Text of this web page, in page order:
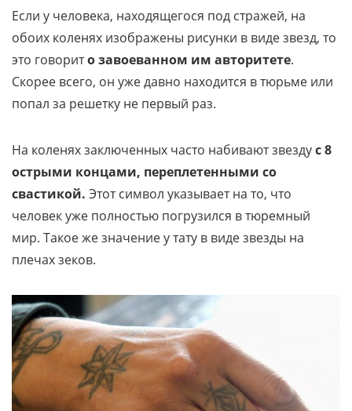
Если у человека, находящегося под стражей, на
обоих коленях изображены рисунки в виде звезд, то
это говорито завоеванном им авторитете.
Скорее всего, он уже давно находится в тюрьме или
попал за решетку не первый раз.
На коленях заключенных часто набивают звездус 8
острыми концами, переплетенными со
свастикой. Этот символ указывает на то, что
человек уже полностью погрузился в тюремный
мир. Такое же значение у тату в виде звезды на
плечах зеков.